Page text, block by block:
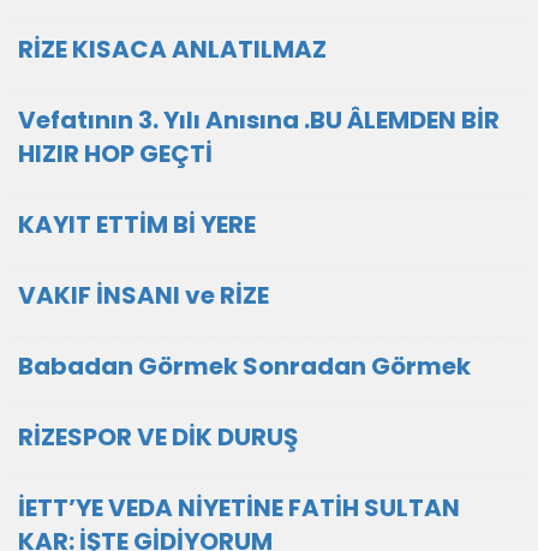
RİZE KISACA ANLATILMAZ
Vefatının 3. Yılı Anısına .BU ÂLEMDEN BİR
HIZIR HOP GEÇTİ
KAYIT ETTİM Bİ YERE
VAKIF İNSANI ve RİZE
Babadan Görmek Sonradan Görmek
RİZESPOR VE DİK DURUŞ
İETT’YE VEDA NİYETİNE FATİH SULTAN
KAR: İŞTE GİDİYORUM